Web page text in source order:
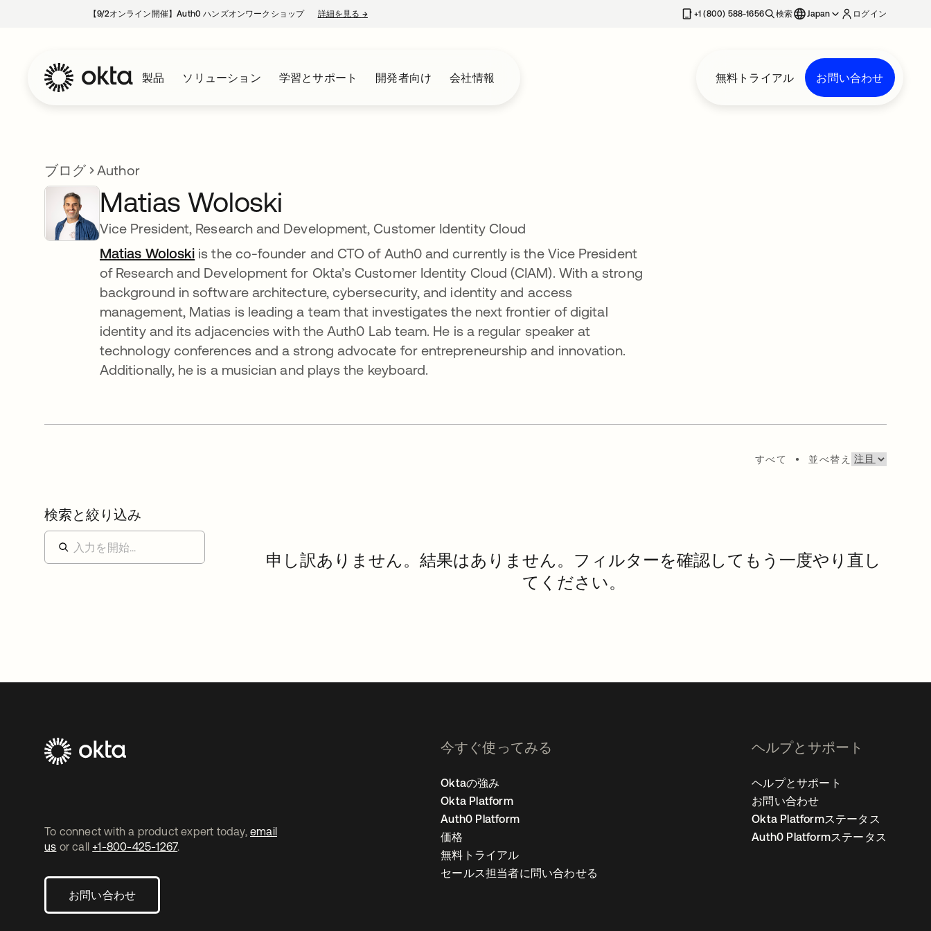
【9/2オンライン開催】Auth0 ハンズオンワークショップ 詳細を見る →新しいタブで開く +1 (800) 588-1656 検索 Japan ログイン
製品 ソリューション 学習とサポート 開発者向け 会社情報 無料トライアル お問い合わせ
ブログ Author
Matias Woloski
Vice President, Research and Development, Customer Identity Cloud
Matias Woloski is the co-founder and CTO of Auth0 and currently is the Vice President
of Research and Development for Okta’s Customer Identity Cloud (CIAM). With a strong
background in software architecture, cybersecurity, and identity and access
management, Matias is leading a team that investigates the next frontier of digital
identity and its adjacencies with the Auth0 Lab team. He is a regular speaker at
technology conferences and a strong advocate for entrepreneurship and innovation.
Additionally, he is a musician and plays the keyboard.
すべて • 並べ替え
検索と絞り込み
申し訳ありません。結果はありません。フィルターを確認してもう一度やり直し
てください。
To connect with a product expert today, email
us or call +1-800-425-1267.
お問い合わせ
今すぐ使ってみる
Oktaの強み
Okta Platform
Auth0 Platform
価格
無料トライアル
セールス担当者に問い合わせる
ヘルプとサポート
ヘルプとサポート
お問い合わせ
Okta Platformステータス
Auth0 Platformステータス